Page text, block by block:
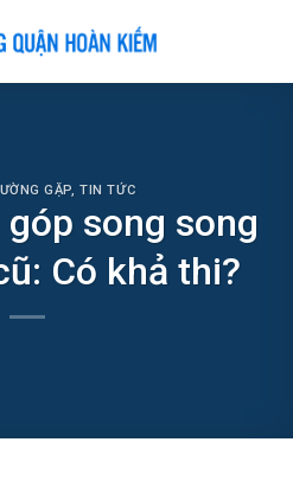
GẶP,TIN TỨC
song song
Có khả thi?